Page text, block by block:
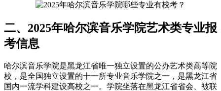
二、2025年哈尔滨音乐学院艺术类专业报
考信息
哈尔滨音乐学院是黑龙江省唯一独立设置的公办艺术类高等院
校，是全国独立设置的十一所专业音乐学院之一，是黑龙江省
国内一流学科建设高校之一。学院坐落在黑龙江省省会、被联